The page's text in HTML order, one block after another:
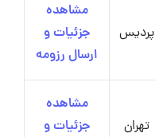
پردیس
مشاهده
جزئیات و
ارسال رزومه
تهران
مشاهده
جزئیات و